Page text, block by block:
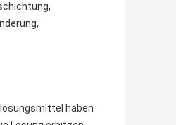
haben